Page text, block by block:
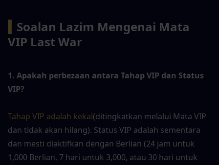
Soalan Lazim Mengenai Mata
VIP Last War
1. Apakah perbezaan antara Tahap VIP dan Status
VIP?
Tahap VIP adalah kekal(ditingkatkan melalui Mata VIP
dan tidak akan hilang). Status VIP adalah sementara
dan mesti diaktifkan dengan Berlian (24 jam untuk
1,000 Berlian, 7 hari untuk 3,000, atau 30 hari untuk